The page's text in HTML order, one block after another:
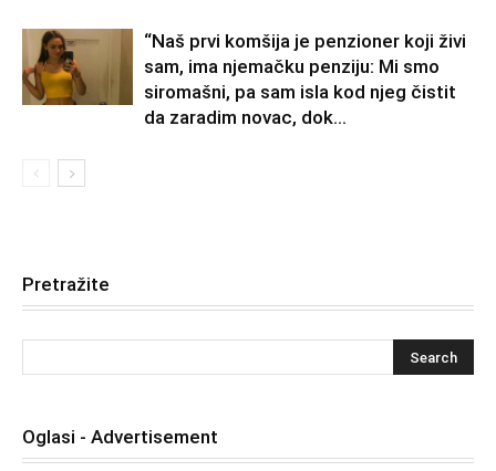
“Naš prvi komšija je penzioner koji živi
sam, ima njemačku penziju: Mi smo
siromašni, pa sam isla kod njeg čistit
da zaradim novac, dok...
Pretražite
Oglasi - Advertisement